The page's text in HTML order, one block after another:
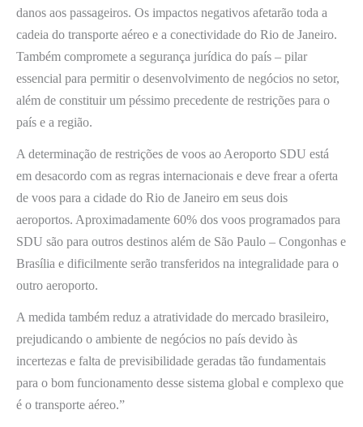
danos aos passageiros. Os impactos negativos afetarão toda a
cadeia do transporte aéreo e a conectividade do Rio de Janeiro.
Também compromete a segurança jurídica do país – pilar
essencial para permitir o desenvolvimento de negócios no setor,
além de constituir um péssimo precedente de restrições para o
país e a região.
A determinação de restrições de voos ao Aeroporto SDU está
em desacordo com as regras internacionais e deve frear a oferta
de voos para a cidade do Rio de Janeiro em seus dois
aeroportos. Aproximadamente 60% dos voos programados para
SDU são para outros destinos além de São Paulo – Congonhas e
Brasília e dificilmente serão transferidos na integralidade para o
outro aeroporto.
A medida também reduz a atratividade do mercado brasileiro,
prejudicando o ambiente de negócios no país devido às
incertezas e falta de previsibilidade geradas tão fundamentais
para o bom funcionamento desse sistema global e complexo que
é o transporte aéreo.”